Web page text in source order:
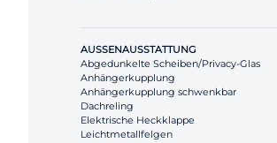
AUSSENAUSSTATTUNG
Abgedunkelte Scheiben/Privacy-Glas
Anhängerkupplung
Anhängerkupplung schwenkbar
Dachreling
Elektrische Heckklappe
Leichtmetallfelgen